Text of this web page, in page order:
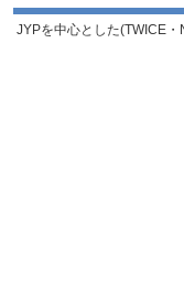
JYPを中心とした(TWICE